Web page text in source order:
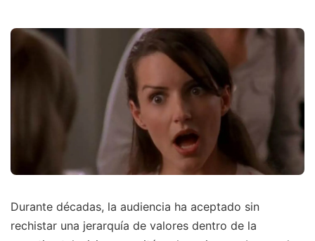
Durante décadas, la audiencia ha aceptado sin
rechistar una jerarquía de valores dentro de la